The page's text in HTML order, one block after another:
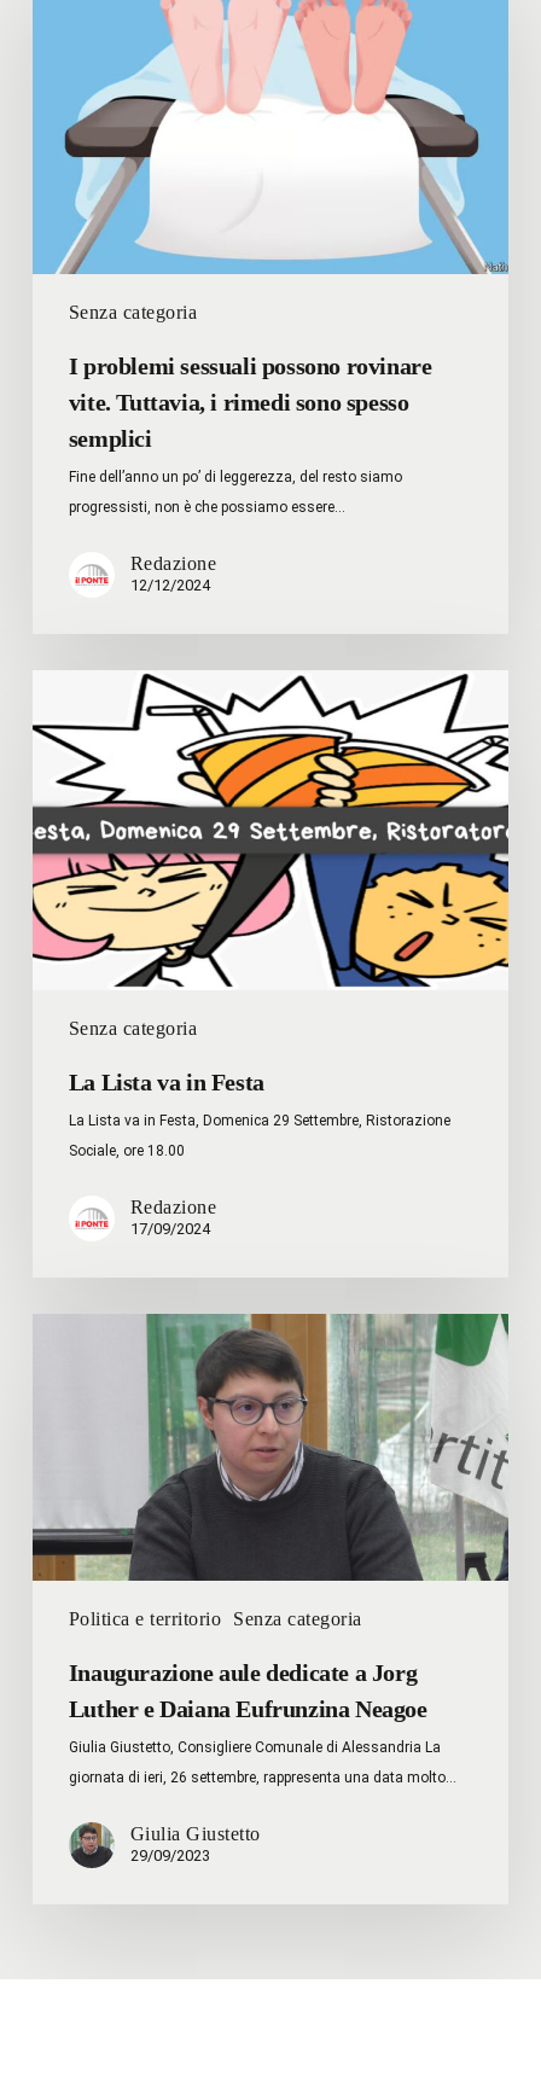
Senza categoria
Tuttavia,
rimedi
spesso
I problemi sessuali possono rovinare
vite. Tuttavia, i rimedi sono spesso
semplici
Fine dell’anno un po’ di leggerezza, del resto siamo
progressisti, non è che possiamo essere…
Redazione
12/12/2024
Senza categoria
va
Festa
La Lista va in Festa
La Lista va in Festa, Domenica 29 Settembre, Ristorazione
Sociale, ore 18.00
Redazione
17/09/2024
Politica e territorio Senza categoria
Daiana
Eufrunzina Neagoe
Inaugurazione aule dedicate a Jorg
Luther e Daiana Eufrunzina Neagoe
Giulia Giustetto, Consigliere Comunale di Alessandria La
giornata di ieri, 26 settembre, rappresenta una data molto…
Giulia Giustetto
29/09/2023